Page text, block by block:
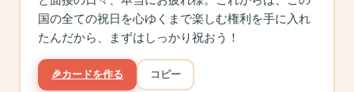
国の全ての祝日を心ゆくまで楽しむ権利を手に入れ
たんだから、まずはしっかり祝おう！
🎉カードを作る コピー